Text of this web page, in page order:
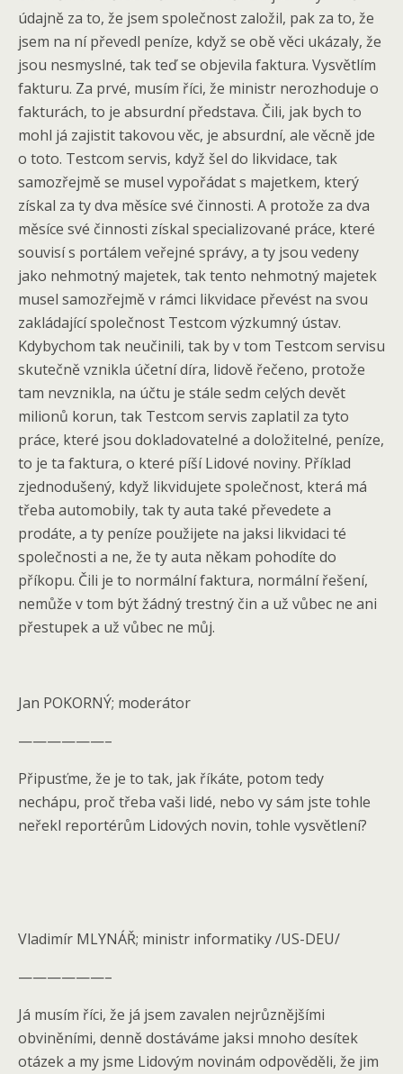
údajně za to, že jsem společnost založil, pak za to, že
jsem na ní převedl peníze, když se obě věci ukázaly, že
jsou nesmyslné, tak teď se objevila faktura. Vysvětlím
fakturu. Za prvé, musím říci, že ministr nerozhoduje o
fakturách, to je absurdní představa. Čili, jak bych to
mohl já zajistit takovou věc, je absurdní, ale věcně jde
o toto. Testcom servis, když šel do likvidace, tak
samozřejmě se musel vypořádat s majetkem, který
získal za ty dva měsíce své činnosti. A protože za dva
měsíce své činnosti získal specializované práce, které
souvisí s portálem veřejné správy, a ty jsou vedeny
jako nehmotný majetek, tak tento nehmotný majetek
musel samozřejmě v rámci likvidace převést na svou
zakládající společnost Testcom výzkumný ústav.
Kdybychom tak neučinili, tak by v tom Testcom servisu
skutečně vznikla účetní díra, lidově řečeno, protože
tam nevznikla, na účtu je stále sedm celých devět
milionů korun, tak Testcom servis zaplatil za tyto
práce, které jsou dokladovatelné a doložitelné, peníze,
to je ta faktura, o které píší Lidové noviny. Příklad
zjednodušený, když likvidujete společnost, která má
třeba automobily, tak ty auta také převedete a
prodáte, a ty peníze použijete na jaksi likvidaci té
společnosti a ne, že ty auta někam pohodíte do
příkopu. Čili je to normální faktura, normální řešení,
nemůže v tom být žádný trestný čin a už vůbec ne ani
přestupek a už vůbec ne můj.
Jan POKORNÝ; moderátor
——————–
Připusťme, že je to tak, jak říkáte, potom tedy
nechápu, proč třeba vaši lidé, nebo vy sám jste tohle
neřekl reportérům Lidových novin, tohle vysvětlení?
Vladimír MLYNÁŘ; ministr informatiky /US-DEU/
——————–
Já musím říci, že já jsem zavalen nejrůznějšími
obviněními, denně dostáváme jaksi mnoho desítek
otázek a my jsme Lidovým novinám odpověděli, že jim